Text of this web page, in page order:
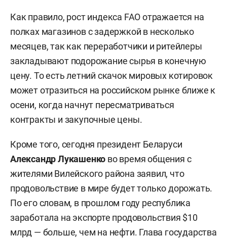
Как правило, рост индекса FAO отражается на
полках магазинов с задержкой в несколько
месяцев, так как переработчики и ритейлеры
закладывают подорожание сырья в конечную
цену. То есть летний скачок мировых котировок
может отразиться на российском рынке ближе к
осени, когда начнут пересматриваться
контракты и закупочные цены.
Кроме того, сегодня президент Беларуси
Александр Лукашенко во время общения с
жителями Вилейского района заявил, что
продовольствие в мире будет только дорожать.
По его словам, в прошлом году республика
заработала на экспорте продовольствия $10
млрд — больше, чем на нефти. Глава государства